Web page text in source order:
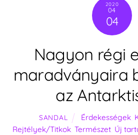
2020
04
04
Nagyon régi
maradványaira
az
SANDAL Érdekességek,
Rejtélyek/Titkok, Természet, Új